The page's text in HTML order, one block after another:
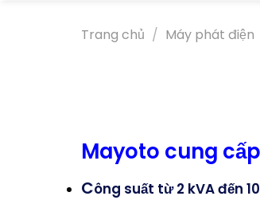
Trang chủ / Máy phát điện
Mayoto cung
Công suất từ 2 kVA đến